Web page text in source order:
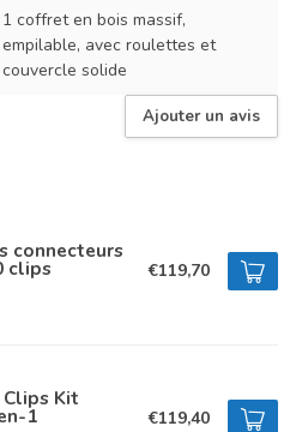
1 coffret en bois massif,
empilable, avec roulettes et
couvercle solide
Ajouter un avis
connecteurs
clips €119,70
Clips Kit
1 €119,40